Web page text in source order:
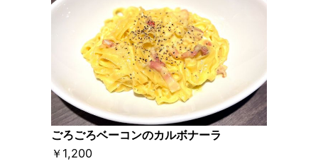
ごろごろベーコンのカルボナーラ
￥1,200